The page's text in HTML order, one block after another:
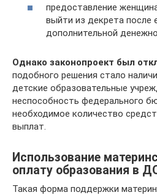
предоставление
выйти из декрета после
дополнительной
Однако законопроект был
подобного решения стало
детские образовательные
неспособность федерального
необходимое количество
выплат.
Использование
оплату образования в
Такая форма поддержки